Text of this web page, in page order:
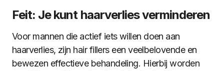
Feit: Je kunt haarverlies verminderen
Voor mannen die actief iets willen doen aan
haarverlies, zijn hair fillers een veelbelovende en
bewezen effectieve behandeling. Hierbij worden